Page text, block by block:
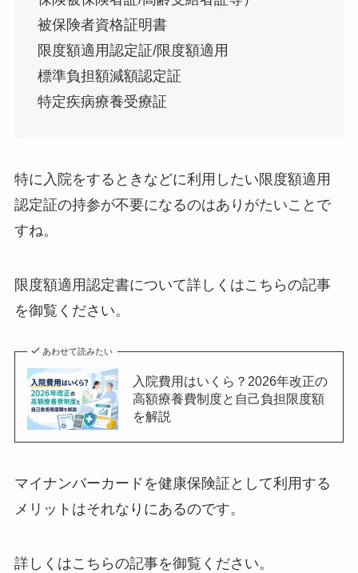
被保険者資格証明書
限度額適用認定証/限度額適用
標準負担額減額認定証
特定疾病療養受療証
特に入院をするときなどに利用したい限度額適用
認定証の持参が不要になるのはありがたいことで
すね。
限度額適用認定書について詳しくはこちらの記事
を御覧ください。
あわせて読みたい
入院費用はいくら？2026年改正の
高額療養費制度と自己負担限度額
を解説
マイナンバーカードを健康保険証として利用する
メリットはそれなりにあるのです。
詳しくはこちらの記事を御覧ください。